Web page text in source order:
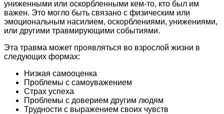
униженными или оскорбленными кем-то, кто был им
важен. Это могло быть связано с физическим или
эмоциональным насилием, оскорблениями, унижениями,
или другими травмирующими событиями.
Эта травма может проявляться во взрослой жизни в
следующих формах:
Низкая самооценка
Проблемы с самоуважением
Страх успеха
Проблемы с доверием другим людям
Трудности с выражением своих чувств